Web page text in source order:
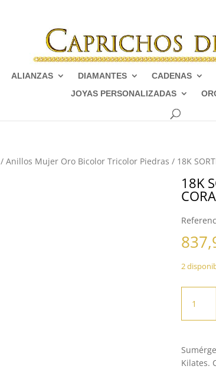
ALIANZAS DIAMANTES CADENAS
JOYAS PERSONALIZADAS
/Anillos Mujer Oro Bicolor Tricolor Piedras / 18K
18K
2
SORTIJA
ORO
BANDAS
CON
Kilates.